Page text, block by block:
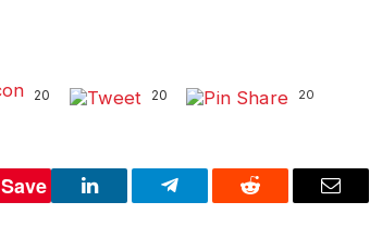
20 20 20
Save
LinkedIn Telegram Reddit Email